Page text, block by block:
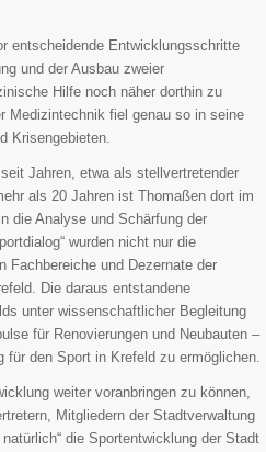
entscheidende Entwicklungsschritte
und der Ausbau zweier
Hilfe noch näher dorthin zu
Medizintechnik fiel genau so in seine
Krisengebieten.
Jahren, etwa als stellvertretender
als 20 Jahren ist Thomaßen dort im
die Analyse und Schärfung der
wurden nicht nur die
Fachbereiche und Dezernate der
Die daraus entstandene
unter wissenschaftlicher Begleitung
für Renovierungen und Neubauten –
den Sport in Krefeld zu ermöglichen.
weiter voranbringen zu können,
Mitgliedern der Stadtverwaltung
die Sportentwicklung der Stadt